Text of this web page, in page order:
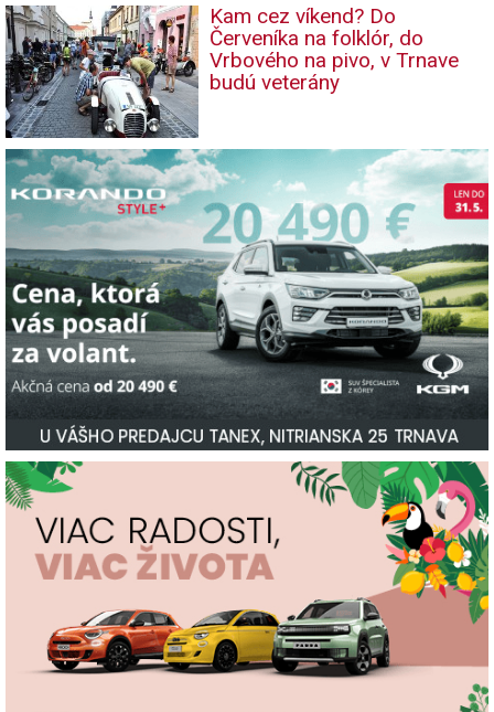
Kam cez víkend? Do
Červeníka na folklór, do
Vrbového na pivo, v Trnave
budú veterány